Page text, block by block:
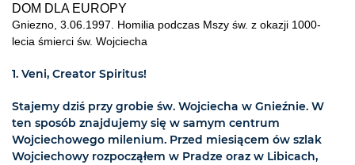
DOM DLA EUROPY
Gniezno, 3.06.1997. Homilia podczas Mszy św. z okazji 1000-
lecia śmierci św. Wojciecha
1. Veni, Creator Spiritus!
Stajemy dziś przy grobie św. Wojciecha w Gnieźnie. W
ten sposób znajdujemy się w samym centrum
Wojciechowego milenium. Przed miesiącem ów szlak
Wojciechowy rozpocząłem w Pradze oraz w Libicach,